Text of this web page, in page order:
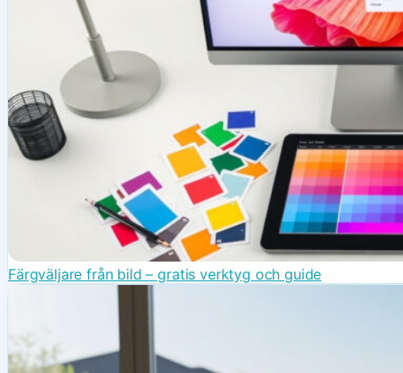
Färgväljare från bild – gratis verktyg och guide